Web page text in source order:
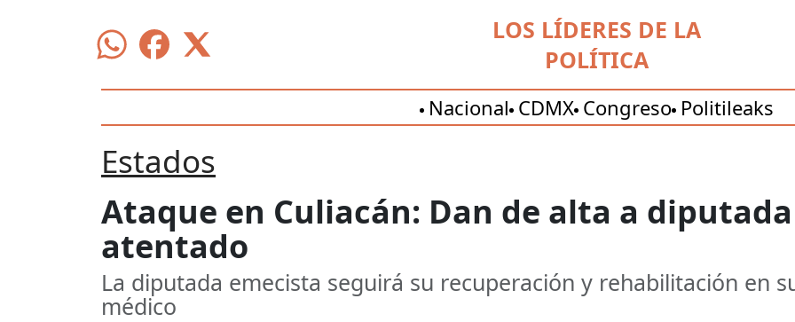
LOS LÍDERES DE LA
POLÍTICA
Nacional CDMX Congreso Politileaks
Estados
Ataque en Culiacán: Dan de alta a
atentado
La diputada emecista seguirá su recuperación y rehabilitación en
médico